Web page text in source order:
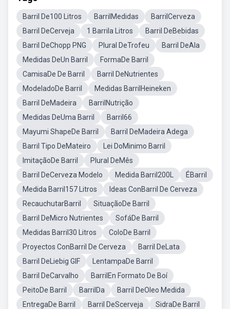
Barril De100 Litros BarrilMedidas
BarrilCerveza
Barril DeCerveja
1 Barrila Litros
Barril DeBebidas
Barril DeChopp PNG
Plural DeTrofeu
Barril DeAla
Medidas DeUn Barril
FormaDe Barril
CamisaDe De Barril
Barril DeNutrientes
ModeladoDe Barril
Medidas BarrilHeineken
Barril DeMadeira
BarrilNutrição
Medidas DeUma Barril
Barril66
Mayumi ShapeDe Barril
Barril DeMadeira Adega
Barril Tipo DeMateiro
Lei DoMinimo Barril
ImitaçãoDe Barril
Plural DeMês
Barril DeCerveza Modelo
Medida Barril200L
ÉBarril
Medida Barril157 Litros
Ideas ConBarril De Cerveza
RecauchutarBarril
SituaçãoDe Barril
Barril DeMicro Nutrientes
SofáDe Barril
Medidas Barril30 Litros
ColoDe Barril
Proyectos ConBarril De Cerveza
Barril DeLata
Barril DeLiebig GIF
LentampaDe Barril
Barril DeCarvalho
BarrilEn Formato De Boí
PeitoDe Barril
BarrilDa
Barril DeOleo Medida
EntregaDe Barril
Barril DeScerveja
SidraDe Barril